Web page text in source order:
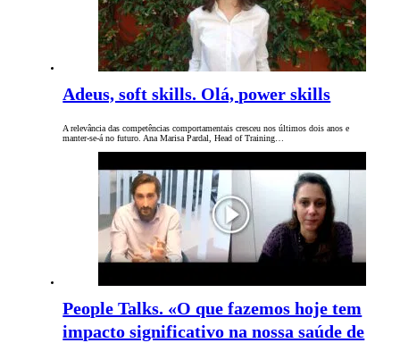
Adeus, soft skills. Olá, power skills
A relevância das competências comportamentais cresceu nos últimos dois anos e
manter-se-á no futuro. Ana Marisa Pardal, Head of Training…
People Talks. «O que fazemos hoje tem
impacto significativo na nossa saúde de